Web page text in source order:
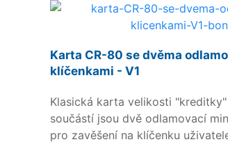
Karta CR-80 se dvěma
klíčenkami - V1
Klasická karta velikosti
součástí jsou dvě odlamovací
pro zavěšení na klíčenku